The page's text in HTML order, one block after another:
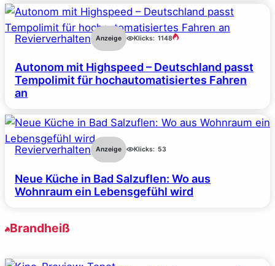
Revierverhalten Anzeige Klicks: 1148
Autonom mit Highspeed – Deutschland passt
Tempolimit für hochautomatisiertes Fahren
an
Revierverhalten Anzeige Klicks: 53
Neue Küche in Bad Salzuflen: Wo aus
Wohnraum ein Lebensgefühl wird
Brandheiß